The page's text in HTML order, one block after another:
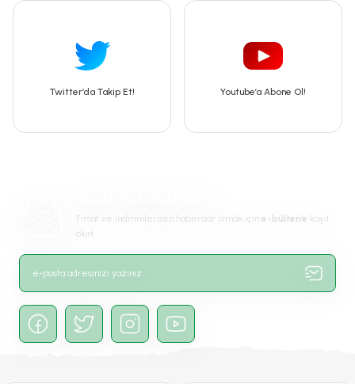
Twitter’da Takip Et! Youtube’a Abone Ol!
Fırsat ve indirimlerden haberdar olmak için e-bülten’e kayıt
olun!